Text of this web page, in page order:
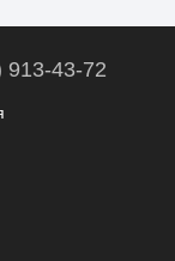
913-43-72